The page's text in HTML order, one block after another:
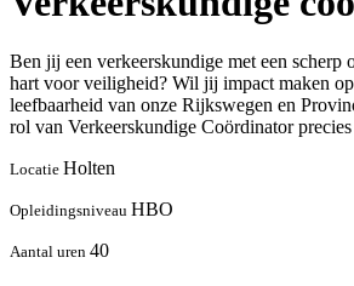
Ben jij een verkeerskundige met een scherp
hart voor veiligheid? Wil jij impact maken
leefbaarheid van onze Rijkswegen en
rol van Verkeerskundige Coördinator
Locatie Holten
Opleidingsniveau HBO
Aantal uren 40